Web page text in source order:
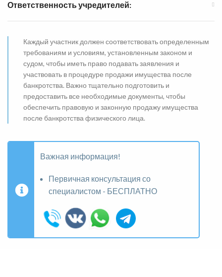
Ответственность учредителей:
Каждый участник должен соответствовать определенным
требованиям и условиям, установленным законом и
судом, чтобы иметь право подавать заявления и
участвовать в процедуре продажи имущества после
банкротства. Важно тщательно подготовить и
предоставить все необходимые документы, чтобы
обеспечить правовую и законную продажу имущества
после банкротства физического лица.
Важная информация!
Первичная консультация со
специалистом - БЕСПЛАТНО